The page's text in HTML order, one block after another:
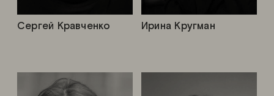
Ирина Кругман
Сергей Кравченко